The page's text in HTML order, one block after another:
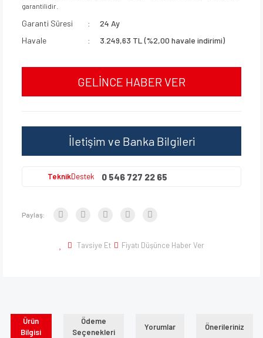
garantilidir.
Garanti Süresi
24 Ay
Havale
3.249,63 TL (%2,00 havale indirimi)
GELİNCE HABER VER
İletişim ve Banka Bilgileri
TeknikDestek 0 546 727 22 65
Paylaş:
Tavsiye Et Fiyatı Düşünce Haber Ver
Ürün
Bilgisi
Ödeme
Seçenekleri
Yorumlar Önerileriniz